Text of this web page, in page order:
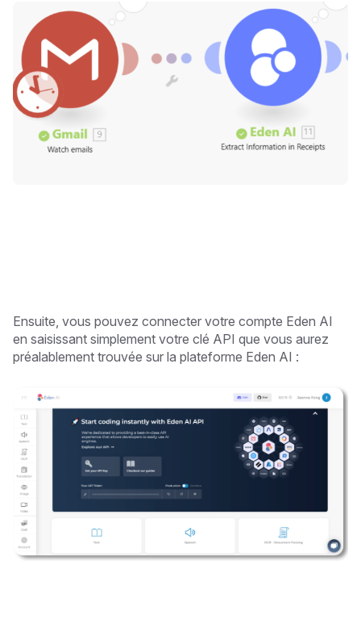
Ensuite, vous pouvez connecter votre compte Eden AI
en saisissant simplement votre clé API que vous aurez
préalablement trouvée sur la plateforme Eden AI :